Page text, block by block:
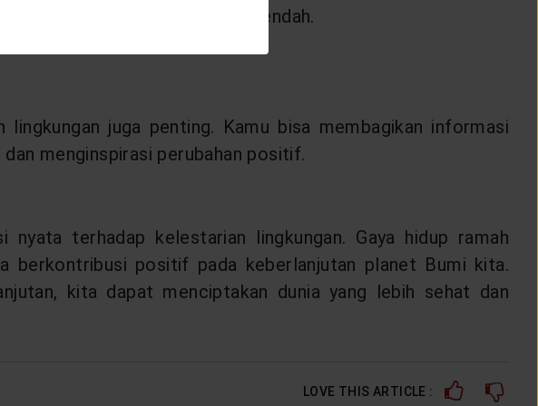
lingkungan yang lebih rendah.
juga penting. Kamu bisa membagikan informasi
menginspirasi perubahan positif.
terhadap kelestarian lingkungan. Gaya hidup ramah
berkontribusi positif pada keberlanjutan planet Bumi kita.
kita dapat menciptakan dunia yang lebih sehat dan
LOVE THIS ARTICLE :